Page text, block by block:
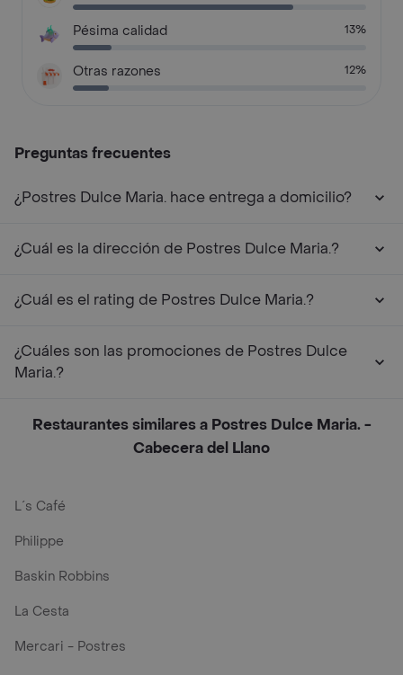
Pésima calidad 13%
Otras razones 12%
Preguntas frecuentes
¿Postres Dulce Maria. hace entrega a domicilio?
¿Cuál es la dirección de Postres Dulce Maria.?
¿Cuál es el rating de Postres Dulce Maria.?
¿Cuáles son las promociones de Postres Dulce
Maria.?
Restaurantes similares a Postres Dulce Maria. -
Cabecera del Llano
L´s Café
Philippe
Baskin Robbins
La Cesta
Mercari - Postres